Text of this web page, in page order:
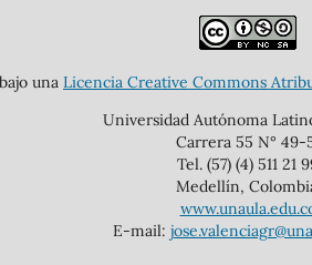
una Licencia Creative Commons
Universidad Autónoma
Carrera 55 N° 49-
Tel. (57) (4) 511 21
Medellín,
E-mail: